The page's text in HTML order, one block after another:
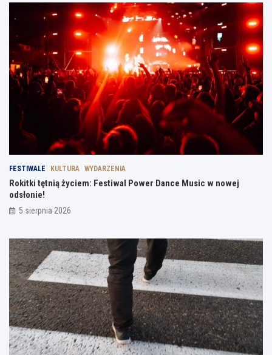
FESTIWALE KULTURA WYDARZENIA
Rokitki tętnią życiem: Festiwal Power Dance Music w nowej
odsłonie!
5 sierpnia 2026